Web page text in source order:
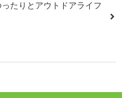
たりとアウトドアライフ